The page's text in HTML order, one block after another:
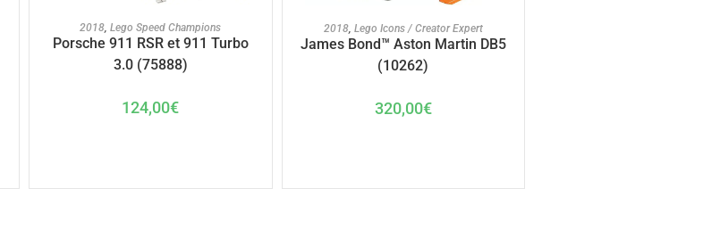
AJOUTER AU PANIER
2018,Lego Speed Champions
Porsche 911 RSR et 911 Turbo
3.0 (75888)
124,00€
AJOUTER AU PANIER
2018, Lego Icons / Creator Expert
James Bond™ Aston Martin DB5
(10262)
320,00€